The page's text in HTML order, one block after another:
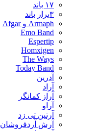
۱۷ باند
۳برار باند
Armaph و Afgar
Emo Band
Espertip
Homxigen
The Ways
Today Band
آدرین
آراد
آراز کمانگر
آراو
آرتین تی زد
آرش آردفروشان